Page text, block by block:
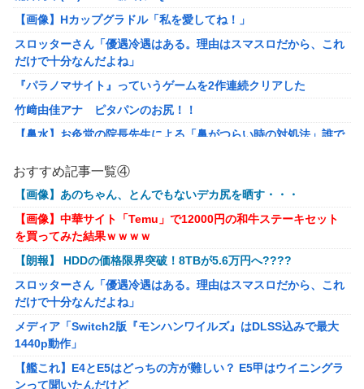
やるやらでっきーのクラス転移ダンジョンサバイバル・闇鍋あん
こ仕立て 第45話
【画像】『金田一少年の事件簿』で好きな死体ランキング１位が
こちら！
やる夫のダンジョン運営記180-おまけ31 埋めネタ「17話舞台裏2
土産物市・当日」
【ウマ娘】夜に食べるアイスおいち！「きーん」ってするち。
【にじさんじ】本日20時から、ののはとあゆゆでコラボ！
広島県知事ら「核抑止論、根本的におかしい。軍拡競争を助長し
世界を不安定化させるだけ」
部屋作りゲーム、確率で出現するイカを見るとクラッシュする不
具合が発生
積水ハウス「地面師に55億円騙し取られた…」ワイ「はえーかわ
いそう…会社滅茶苦茶やろなぁ」
【激震】韓国人「韓国サッカー協会、W杯・五輪で複数回の性接
待を行い審判を買収していたことが発覚…（ﾌﾞﾙﾌﾞﾙ」＝韓国の反
【画像】Hカップグラドル「私を愛してね！」
スロッターさん「優遇冷遇はある。理由はスマスロだから、これ
だけで十分なんだよね」
『パラノマサイト』っていうゲームを2作連続クリアした
竹﨑由佳アナ ピタパンのお尻！！
【鼻水】お灸堂の院長先生による「鼻がつらい時の対処法」誰で
メディア「Switch2版『モンハンワイルズ』はDLSS込みで最大
1440p動作」
【艦これ】E4とE5はどっちの方が難しい？ E5甲はウイニングラ
ンって聞いたんだけど
【艦これ】今から提督に着任するなら皆吹雪初期艦なんだろうか
【ライザのアトリエ】キューズQ「ライザ(ライザリン・シュタウ
ト)ウェディングStyle」フィギュア【予約開始】
【〈物語〉シリーズ】セガ「忍野忍」「斧乃木余接」プライズフ
ィギュア【彩色原型公開】
【バンダイ】「食玩」「プライズ」「ガシャポン」2026年8月発
売商品【発売スケジュール】
おすすめ記事一覧④
【画像】あのちゃん、とんでもないデカ尻を晒す・・・
【画像】中華サイト「Temu」で12000円の和牛ステーキセット
を買ってみた結果ｗｗｗｗ
【朗報】 HDDの価格限界突破！8TBが5.6万円へ????
スロッターさん「優遇冷遇はある。理由はスマスロだから、これ
だけで十分なんだよね」
メディア「Switch2版『モンハンワイルズ』はDLSS込みで最大
1440p動作」
【艦これ】E4とE5はどっちの方が難しい？ E5甲はウイニングラ
ンって聞いたんだけど